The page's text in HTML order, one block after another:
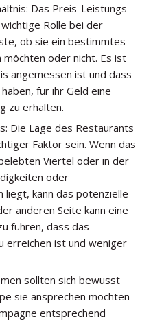
Das Preis-Leistungs-
Rolle bei der
ob sie ein bestimmtes
oder nicht. Es ist
angemessen ist und dass
für ihr Geld eine
zu erhalten.
Die Lage des Restaurants
Faktor sein. Wenn das
Viertel oder in der
oder
kann das potenzielle
anderen Seite kann eine
führen, dass das
erreichen ist und weniger
sollten sich bewusst
sie ansprechen möchten
entsprechend